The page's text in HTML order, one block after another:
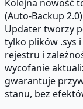
Kolejna nowość
(Auto-Backup
Updater tworzy
tylko plików .sys
rejestru i
wycofanie
gwarantuje
stanu, bez